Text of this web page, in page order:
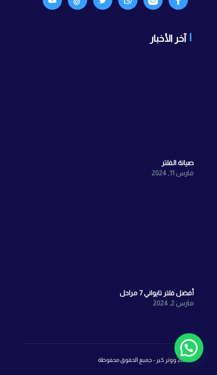
آخر الأخبار
صيانة الفلتر
مارس 11, 2024
أفضل فلتر تايواني 7 مراحل
مارس 2, 2024
©2026 ووتر كير - جميع الحقوق محفوظة